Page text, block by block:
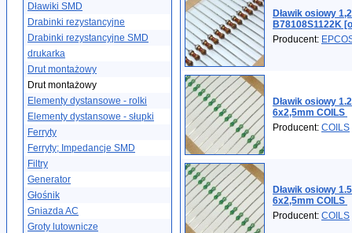
Dławiki SMD
Drabinki rezystancyjne
Drabinki rezystancyjne SMD
drukarka
Drut montażowy
Drut montażowy
Elementy dystansowe - rolki
Elementy dystansowe - słupki
Ferryty
Ferryty; Impedancje SMD
Filtry
Generator
Głośnik
Gniazda AC
Groty lutownicze
Dławik osiowy
B78108S1122K
Producent:
Dławik osiowy
6x2,5mm COILS
Producent: COILS
Dławik osiowy
6x2,5mm COILS
Producent: COILS